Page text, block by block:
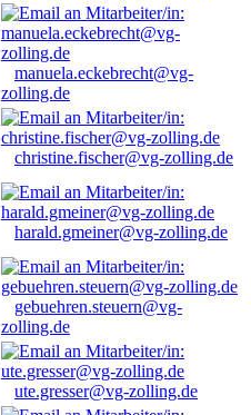
manuela.eckebrecht@vg-
zolling.de
christine.fischer@vg-zolling.de
harald.gmeiner@vg-zolling.de
gebuehren.steuern@vg-
zolling.de
ute.gresser@vg-zolling.de